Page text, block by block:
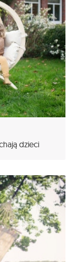
dzieci